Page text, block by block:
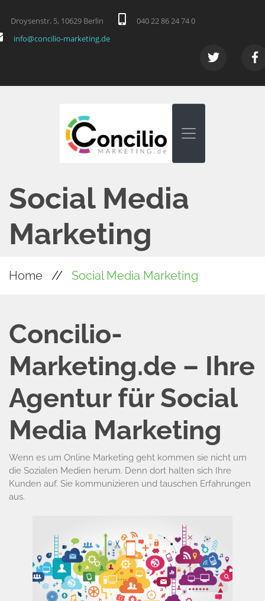
Droysenstr. 5, 10629 Berlin
040 22 86 24 74 0
info@concilio-marketing.de
Social Media
Marketing
Home Social Media Marketing
Concilio-
Marketing.de – Ihre
Agentur für Social
Media Marketing
Wenn es um Online Marketing geht kommen sie nicht um
die Sozialen Medien herum. Denn dort halten sich Ihre
Kunden auf. Sie kommunizieren und tauschen Erfahrungen
aus.